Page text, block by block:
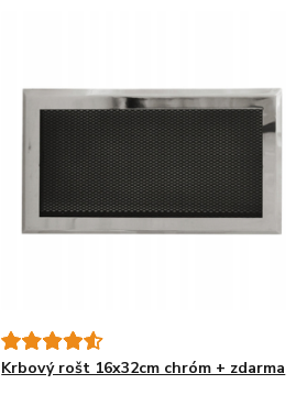
Krbový rošt 16x32cm chróm + zdarma